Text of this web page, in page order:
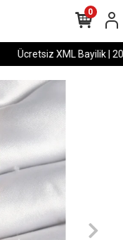
Ücretsiz XML Bayilik |
0